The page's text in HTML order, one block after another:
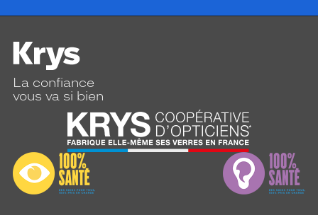
La confiance
vous va si bien